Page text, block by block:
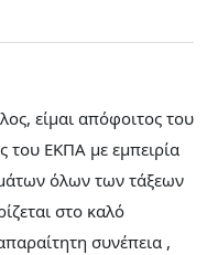
είμαι απόφοιτος του
του ΕΚΠΑ με εμπειρία
όλων των τάξεων
στο καλό
συνέπεια ,